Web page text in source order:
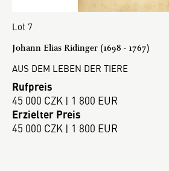
Lot 7
Johann Elias Ridinger (1698 - 1767)
AUS DEM LEBEN DER TIERE
Rufpreis
45 000 CZK | 1 800 EUR
Erzielter Preis
45 000 CZK | 1 800 EUR